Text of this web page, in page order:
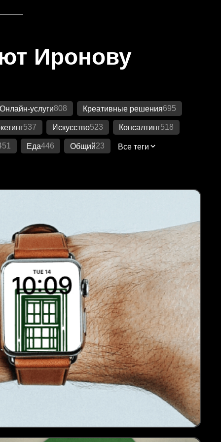
Иронову
услуги808 Креативные решения695
537 Искусство523 Консалтинг518
Еда446 Общий23 Все теги